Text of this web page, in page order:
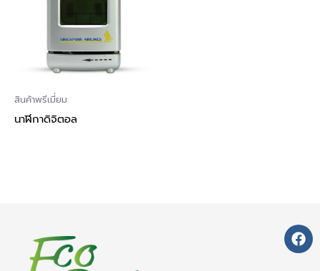
สินค้าพรีเมี่ยม
นาฬิกาดิจิตอล
a
c
e